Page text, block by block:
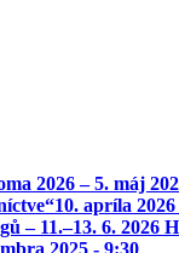
2026 – 5. máj
10. apríla
– 11.–13. 6. 2026
2025 - 9:30